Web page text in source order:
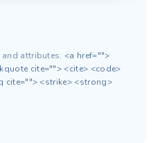
and attributes:<a href="">
cite=""> <cite> <code>
cite=""> <strike> <strong>